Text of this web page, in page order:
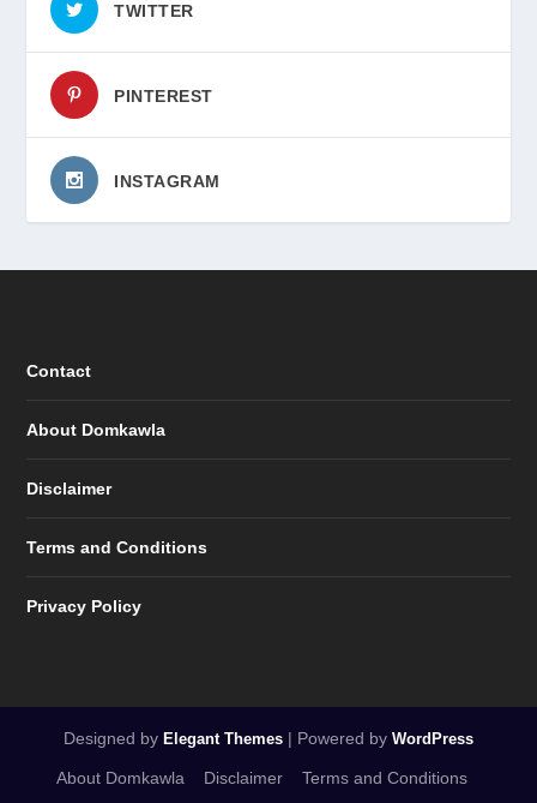
TWITTER
PINTEREST
INSTAGRAM
Contact
About Domkawla
Disclaimer
Terms and Conditions
Privacy Policy
Designed by Elegant Themes | Powered by WordPress
About Domkawla Disclaimer Terms and Conditions